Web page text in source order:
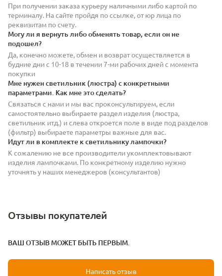
При получении заказа курьеру наличными либо картой по
терминалу. На сайте пройдя по ссылке, от юр лица по
реквизитам по счету.
Могу ли я вернуть либо обменять товар, если он не
подошел?
Да, конечно можете, обмен и возврат осуществляется в
будние дни с 10-18 в течении 7-ми рабочих дней с момента
покупки
Мне нужен светильник (люстра) с конкретными
параметрами. Как мне это сделать?
Связаться с нами и мы вас проконсультируем, если
самостоятельно выбираете раздел изделия (люстра,
светильник итд.) и слева откроется поле в виде под разделов
(фильтр) выбираете параметры важные для вас.
Идут ли в комплекте к светильнику лампочки?
К сожалению не все производители укомплектовывают
изделия лампочками. По конкретному изделию нужно
уточнять у наших менеджеров (консультантов)
Отзывы покупателей
ВАШ ОТЗЫВ МОЖЕТ БЫТЬ ПЕРВЫМ.
Написать отзыв